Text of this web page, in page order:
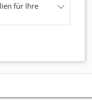
für Ihre